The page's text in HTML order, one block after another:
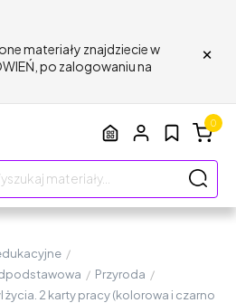
materiały znajdziecie w
po zalogowaniu na
×
0
/
/ Przyroda /
życia. 2 karty pracy (kolorowa i czarno